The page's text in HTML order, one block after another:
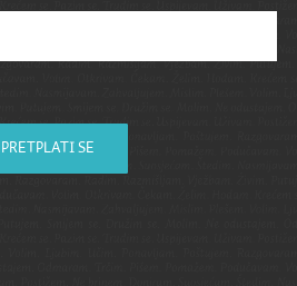
PRETPLATI SE